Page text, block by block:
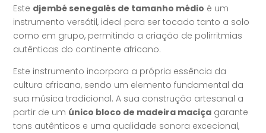
Este djembé senegalês de tamanho médio é um
instrumento versátil, ideal para ser tocado tanto a solo
como em grupo, permitindo a criação de polirritmias
autênticas do continente africano.
Este instrumento incorpora a própria essência da
cultura africana, sendo um elemento fundamental da
sua música tradicional. A sua construção artesanal a
partir de um único bloco de madeira maciça garante
tons autênticos e uma qualidade sonora excecional,